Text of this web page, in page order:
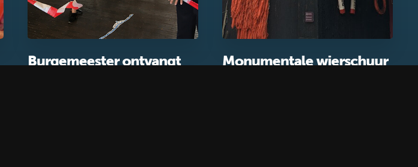
Burgemeester ontvangt
Monumentale wierschuur